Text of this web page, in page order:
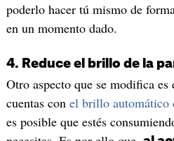
poderlo hacer tú mismo de
en un momento dado.
4. Reduce el brillo de la
Otro aspecto que se modifica
cuentas con el brillo automático
es posible que estés